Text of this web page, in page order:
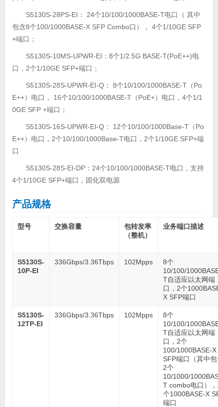
S5130S-28PS-EI： 24个10/100/1000BASE-T电口（ 其中
包含8个100/1000BASE-X SFP Combo口）， 4个1/10GE SFP
+端口；
S5130S-10MS-UPWR-EI：8个1/2.5G BASE-T(PoE++)电
口，2个1/10GE SFP+端口；
S5130S-28S-UPWR-EI-Q： 8个10/100/1000BASE-T（Po
E++）电口， 16个10/100/1000BASE-T（PoE+）电口，4个1/1
0GE SFP +端口；
S5130S-16S-UPWR-EI-Q： 12个10/100/1000Base-T（Po
E++）电口，2个10/100/1000Base-T电口，2个1/10GE SFP+端
口
S5130S-28S-EI-DP：24个10/100/1000BASE-T电口，支持
4个1/10GE SFP+端口，固化双电源
产品规格
型号 交换容量
包转发率
（整机）
业务端口描述
S5130S-
10P-EI
336Gbps/3.36Tbps 102Mpps
8个
10/100/
T自适应以太网端
口，2个
X SFP端口
S5130S-
12TP-EI
336Gbps/3.36Tbps 102Mpps
8个
10/100/
T自适应以太网端
口，2个
100/1000BASE-X
SFP端口（其中
2个
10/1000/
T combo电口）
个1000BASE-X
端口